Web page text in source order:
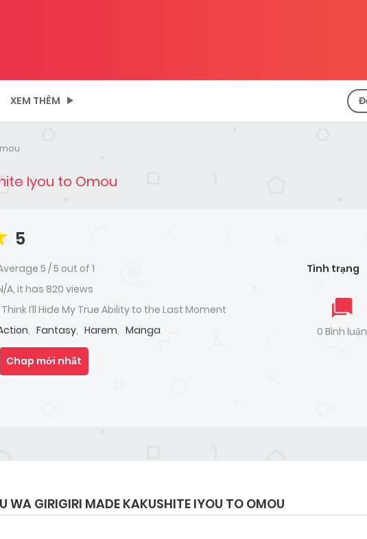
XEM THÊM
Iyou to Omou
5
5 /5 out of 1
A, it has 820 views
Think I’ll Hide My True Ability to the Last Moment
, Fantasy, Harem, Manga
Tình trạng
0 Bình luận
Chap mới nhất
WA GIRIGIRI MADE KAKUSHITE IYOU TO OMOU